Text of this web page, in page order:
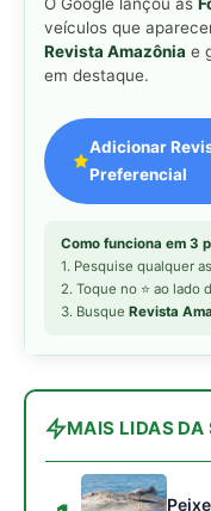
MAIS LIDAS DA
1
2
para
4
no